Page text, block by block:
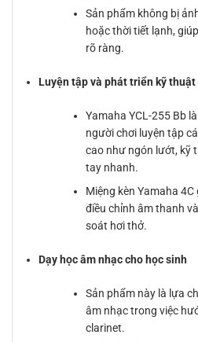
Sản phẩm không bị
hoặc thời tiết lạnh,
rõ ràng.
Luyện tập và phát triển kỹ thuật
Yamaha YCL-255 Bb
người chơi luyện tập
cao như ngón lướt, kỹ
tay nhanh.
Miệng kèn Yamaha
điều chỉnh âm thanh
soát hơi thở.
Dạy học âm nhạc cho học sinh
Sản phẩm này là lựa
âm nhạc trong việc
clarinet.